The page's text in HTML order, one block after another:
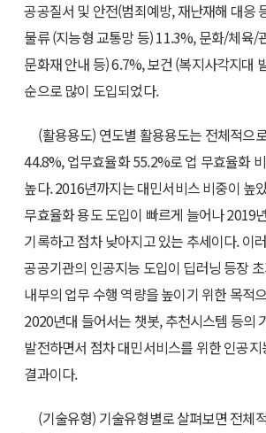
공공질서 및 안전(범죄예방, 재난재해 대응
물류 (지능형 교통망 등) 11.3%, 문화/체육/
문화재 안내 등) 6.7%, 보건 (복지사각지대
순으로 많이 도입되었다.
(활용용도) 연도별 활용용도는 전체적으
44.8%, 업무효율화 55.2%로 업 무효율화
높다. 2016년까지는 대민서비스 비중이 높
무효율화 용도 도입이 빠르게 늘어나 2019
기록하고 점차 낮아지고 있는 추세이다. 이
공공기관의 인공지능 도입이 딥러닝 등장
내부의 업무 수행 역량을 높이기 위한 목적
2020년대 들어서는 챗봇, 추천시스템 등의
발전하면서 점차 대민서비스를 위한 인공
결과이다.
(기술유형) 기술유형별로 살펴보면 전체